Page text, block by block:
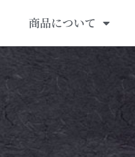
商品について